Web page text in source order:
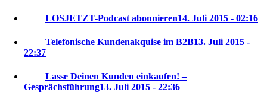
LOSJETZT-Podcast abonnieren14. Juli 2015 - 02:16
Telefonische Kundenakquise im B2B13. Juli 2015 -
22:37
Lasse Deinen Kunden einkaufen! –
Gesprächsführung13. Juli 2015 - 22:36